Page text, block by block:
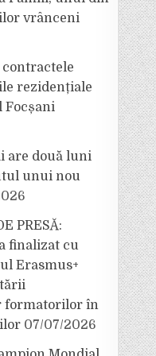
vrânceni
contractele
rezidențiale
are două luni
unui nou
PRESĂ:
finalizat cu
Erasmus+
formatorilor în
07/07/2026